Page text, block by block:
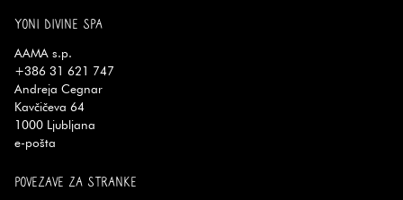
YONI DIVINE SPA
AAMA s.p.
+386 31 621 747
Andreja Cegnar
Kavčičeva 64
1000 Ljubljana
e-pošta
POVEZAVE ZA STRANKE